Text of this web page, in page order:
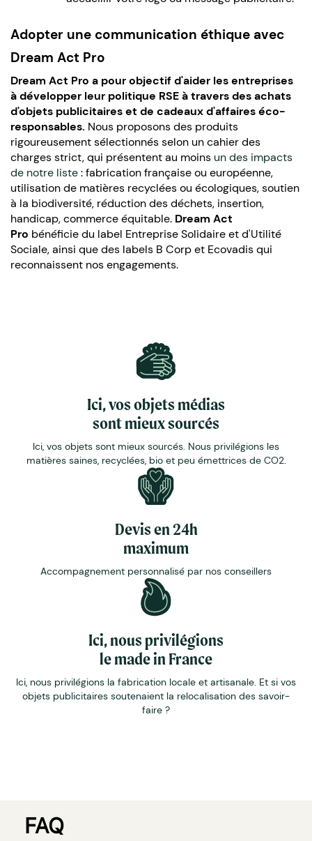
Adopter une communication éthique avec
Dream Act Pro
Dream Act Pro a pour objectif d'aider les entreprises
à développer leur politique RSE à travers des achats
d'objets publicitaires et de cadeaux d'affaires éco-
responsables. Nous proposons des produits
rigoureusement sélectionnés selon un cahier des
charges strict, qui présentent au moins un des impacts
de notre liste: fabrication française ou européenne,
utilisation de matières recyclées ou écologiques, soutien
à la biodiversité, réduction des déchets, insertion,
handicap, commerce équitable. Dream Act
Pro bénéficie du label Entreprise Solidaire et d'Utilité
Sociale, ainsi que des labels B Corp et Ecovadis qui
reconnaissent nos engagements.
Ici, vos objets médias
sont mieux sourcés
Ici, vos objets sont mieux sourcés. Nous privilégions les
matières saines, recyclées, bio et peu émettrices de CO2.
Devis en 24h
maximum
Accompagnement personnalisé par nos conseillers
Ici, nous privilégions
le made in France
Ici, nous privilégions la fabrication locale et artisanale. Et si vos
objets publicitaires soutenaient la relocalisation des savoir-
faire ?
FAQ